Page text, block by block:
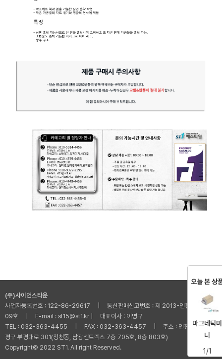
(주)사이언스타운
사업자등록번호 : 122-86-29617 | 통신판매신고번호 : 제 2013-인천부평-001
09호 | E-mail : st15@st1.kr | 대표이사 : 이명규
TEL : 032-363-4455 | FAX : 032-363-4457 | 주소 : 인천광역시 부
평구 부평대로 301(청천동, 남광센트렉스 7층 705호, 8층 803호)
Copyright© 2022 ST1. All right Reserved.
오늘 본 상
마그네틱미
니
1/1